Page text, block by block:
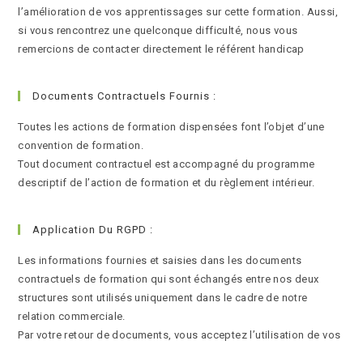
l’amélioration de vos apprentissages sur cette formation. Aussi,
si vous rencontrez une quelconque difficulté, nous vous
remercions de contacter directement le référent handicap
Documents Contractuels Fournis :
Toutes les actions de formation dispensées font l’objet d’une
convention de formation.
Tout document contractuel est accompagné du programme
descriptif de l’action de formation et du règlement intérieur.
Application Du RGPD :
Les informations fournies et saisies dans les documents
contractuels de formation qui sont échangés entre nos deux
structures sont utilisés uniquement dans le cadre de notre
relation commerciale.
Par votre retour de documents, vous acceptez l’utilisation de vos